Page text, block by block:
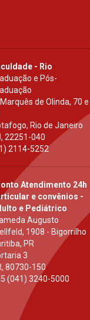
- Rio
e Pós-
de Olinda, 70 e
Rio de Janeiro
,22251-040
2114-5252
Atendimento 24h
e convênios -
e Pediátrico
Augusto
1908 - Bigorrilho
PR
3
,80730-150
(041) 3240-5000